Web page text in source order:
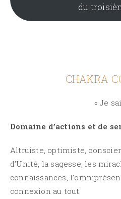
du
CHAKRA
« Je
Domaine d’actions et de
Altruiste, optimiste,
d’Unité, la sagesse, les
connaissances,
connexion au tout.